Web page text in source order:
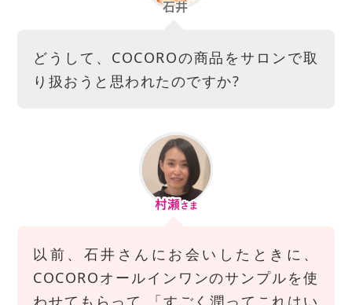
どうして、COCOROの商品をサロンで取
り扱おうと思われたのですか?
以前、石井さんにお会いしたときに、
COCOROオールインワンのサンプルを使
わせてもらって 「すごく潤ってこれはい